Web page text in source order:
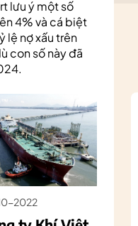
lưu ý một số
4% và cá biệt
lệ nợ xấu trên
con số này đã
2022